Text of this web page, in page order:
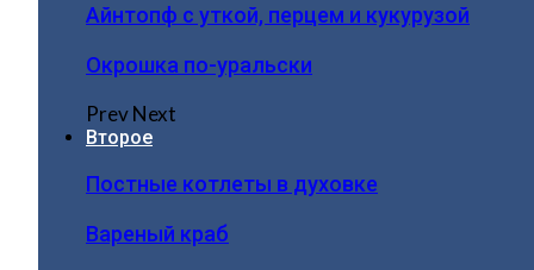
Айнтопф с уткой, перцем и кукурузой
Окрошка по-уральски
PrevNext
Второе
Постные котлеты в духовке
Вареный краб